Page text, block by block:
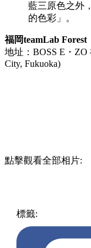
藍三原色之外
的色彩」。
福岡teamLab Forest
地址：BOSS E・ZO
City, Fukuoka)
點擊觀看全部相片:
標籤: